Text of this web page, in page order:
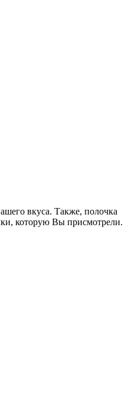
вкуса. Также, полочка
которую Вы присмотрели.